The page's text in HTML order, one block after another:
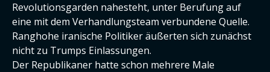
Revolutionsgarden nahesteht, unter Berufung auf
eine mit dem Verhandlungsteam verbundene Quelle.
Ranghohe iranische Politiker äußerten sich zunächst
nicht zu Trumps Einlassungen.
Der Republikaner hatte schon mehrere Male